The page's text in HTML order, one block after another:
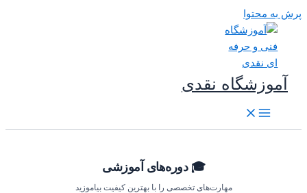
به محتوا
آموزشگاه نقدی
🎓 دوره‌های آموزشی
مهارت‌های تخصصی را با بهترین کیفیت بیاموزید